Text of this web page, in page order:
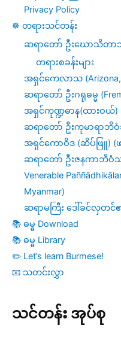
–
သဟဇာတ
ယော၊
အညမည
ယော၊
နိဿယ
ပ
စ
Privacy Policy
☸️ တရားသင်တန်း
ဆရာတော် ဦးဃောသိတာဘိ
တရားစခန်းများ
အရှင်ကေလာသ (Arizona,
ဆရာတော် ဦးဂရုဓမ္မ
အရှင်ကုဏ္ဍဓာန(ထားဝယ်)
ဆရာတော် ဦးကုမာရာဘိ
အရှင်ကောဝိဒ (ဆိပ်ဖြူ) (
ဆရာတော် ဦးဇနကာဘိဝံ
Venerable
Myanmar)
ဆရာမကြီး ဒေါ်ခင်လှတင်
📚 ဓမ္ဓ Download
📚 ဓမ္ဓ Library
✏️ Let’s learn Burmese!
📧 သတင်းလွှာ
သင်တန်း အုပ်စု